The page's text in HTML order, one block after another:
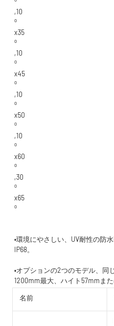
•環境にやさしい、UV耐性の防
•オプションの2つのモデル、同
名前